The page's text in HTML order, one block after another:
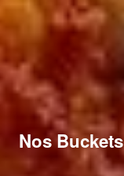
Nos Buckets